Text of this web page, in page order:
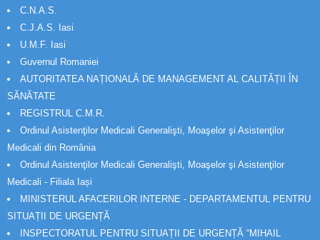
C.N.A.S.
C.J.A.S. Iasi
U.M.F. Iasi
Guvernul Romaniei
AUTORITATEA NAȚIONALĂ DE MANAGEMENT AL CALITĂȚII ÎN
SĂNĂTATE
REGISTRUL C.M.R.
Ordinul Asistenţilor Medicali Generalişti, Moaşelor şi Asistenţilor
Medicali din România
Ordinul Asistenţilor Medicali Generalişti, Moaşelor şi Asistenţilor
Medicali - Filiala Iași
MINISTERUL AFACERILOR INTERNE - DEPARTAMENTUL PENTRU
SITUAȚII DE URGENȚĂ
INSPECTORATUL PENTRU SITUAȚII DE URGENȚĂ “MIHAIL